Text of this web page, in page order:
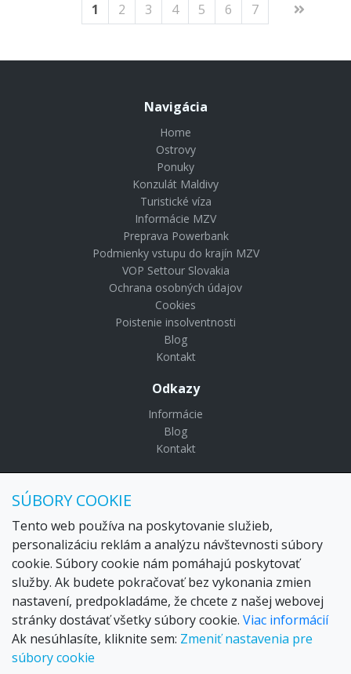
1 2 3 4 5 6 7
Navigácia
Home
Ostrovy
Ponuky
Konzulát Maldivy
Turistické víza
Informácie MZV
Preprava Powerbank
Podmienky vstupu do krajín MZV
VOP Settour Slovakia
Ochrana osobných údajov
Cookies
Poistenie insolventnosti
Blog
Kontakt
Odkazy
Informácie
Blog
Kontakt
Maldivy.sk je značkou
Sídlo:Lazaretská 29, Bratislava 81109
Email:settour@settour.sk
Telefón: 02 529 279 17, 529 328 68-9
IČO: 36179825
IČ-DPH:SK2020057314
OR SRBratislava I. odd.: Sro, vložka: 29873/V
SÚBORY COOKIE
Tento web používa na poskytovanie služieb,
personalizáciu reklám a analýzu návštevnosti súbory
cookie. Súbory cookie nám pomáhajú poskytovať
služby. Ak budete pokračovať bez vykonania zmien
nastavení, predpokladáme, že chcete z našej webovej
stránky dostávať všetky súbory cookie. Viac informácií
Ak nesúhlasíte, kliknite sem: Zmeniť nastavenia pre
súbory cookie